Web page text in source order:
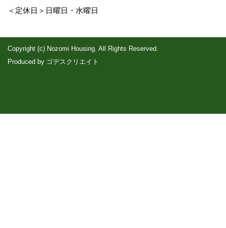
＜定休日＞日曜日・水曜日
Copyright (c) Nozomi Housing. All Rights Reserved.
Produced by ゴデスクリエイト